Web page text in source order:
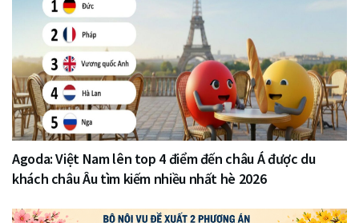
Agoda: Việt Nam lên top 4 điểm đến châu Á được du
khách châu Âu tìm kiếm nhiều nhất hè 2026